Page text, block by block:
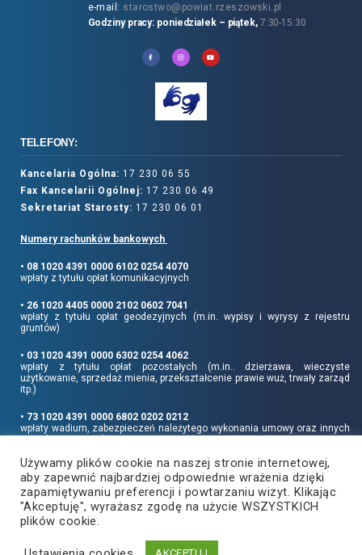
e-mail: starostwo@powiat.rzeszowski.pl
Godziny pracy: poniedziałek – piątek, 7:30-15:30
TELEFONY:
Kancelaria Ogólna: 17 230 06 55
Fax Kancelarii Ogólnej: 17 230 06 49
Sekretariat Starosty: 17 230 06 01
Numery rachunków bankowych
• 08 1020 4391 0000 6102 0254 4070
wpłaty z tytułu opłat komunikacyjnych
• 26 1020 4405 0000 2102 0602 7041
wpłaty z tytułu opłat geodezyjnych (m.in. wypisy i wyrysy z rejestru
gruntów)
• 03 1020 4391 0000 6302 0254 4062
wpłaty z tytułu opłat pozostałych (m.in.. dzierżawa, wieczyste
użytkowanie, sprzedaż mienia, przekształcenie prawie wuż, trwały zarząd
itp.)
• 73 1020 4391 0000 6802 0202 0212
wpłaty wadium, zabezpieczeń należytego wykonania umowy oraz innych
Informujemy, że opłatę skarbową należy uiszczać na rachunek Urzędu
Miasta Rzeszowa:
• 90 1240 6960 3851 0062 0000 0423
Copyright2021©
Używamy plików cookie na naszej stronie internetowej,
aby zapewnić najbardziej odpowiednie wrażenia dzięki
zapamiętywaniu preferencji i powtarzaniu wizyt. Klikając
"Akceptuję", wyrażasz zgodę na użycie WSZYSTKICH
plików cookie.